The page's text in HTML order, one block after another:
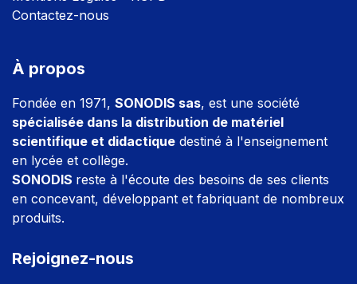
Contactez-nous
À propos
Fondée en 1971, SONODIS sas, est une société
spécialisée dans la distribution de matériel
scientifique et didactique destiné à l'enseignement
en lycée et collège.
SONODIS reste à l'écoute des besoins de ses clients
en concevant, développant et fabriquant de nombreux
produits.
Rejoignez-nous